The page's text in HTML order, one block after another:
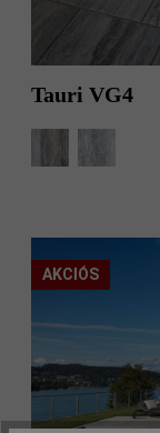
Tauri VG4
AKCIÓS